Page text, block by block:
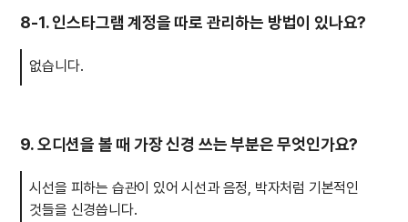
8-1. 인스타그램 계정을 따로 관리하는 방법이 있나요?
없습니다.
9. 오디션을 볼 때 가장 신경 쓰는 부분은 무엇인가요?
시선을 피하는 습관이 있어 시선과 음정, 박자처럼 기본적인
것들을 신경씁니다.